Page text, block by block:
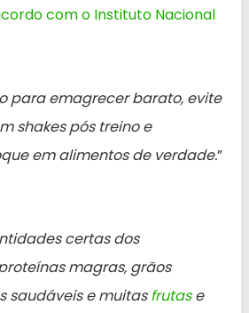
com o Instituto Nacional
para emagrecer barato, evite
shakes pós treino e
em alimentos de verdade.”
certas dos
magras, grãos
saudáveis e muitasfrutase